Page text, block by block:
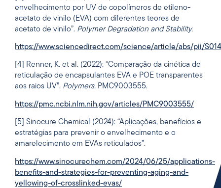
envelhecimento por UV de copolímeros de etileno-
acetato de vinilo (EVA) com diferentes teores de
acetato de vinilo”. Polymer Degradation and Stability.
https://www.sciencedirect.com/science/article/abs/pii/
[4] Renner, K. et al. (2022): “Comparação da cinética de
reticulação de encapsulantes EVA e POE transparentes
aos raios UV”. Polymers. PMC9003555.
https://pmc.ncbi.nlm.nih.gov/articles/PMC9003555/
[5] Sinocure Chemical (2024): “Aplicações, benefícios e
estratégias para prevenir o envelhecimento e o
amarelecimento em EVAs reticulados”.
https://www.sinocurechem.com/2024/06/25/applications-
benefits-and-strategies-for-preventing-aging-and-
yellowing-of-crosslinked-evas/